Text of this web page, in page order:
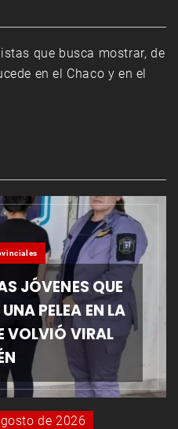
que busca mostrar, de
en el Chaco y en el
JÓVENES QUE
PELEA EN LA
VOLVIÓ VIRAL
de 2026